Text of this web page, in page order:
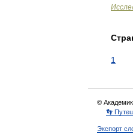
1
©
👣
Экспорт